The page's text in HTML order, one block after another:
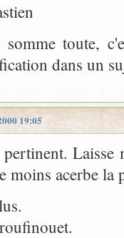
somme toute,
dans un
19:05
pertinent. Laisse
moins acerbe la